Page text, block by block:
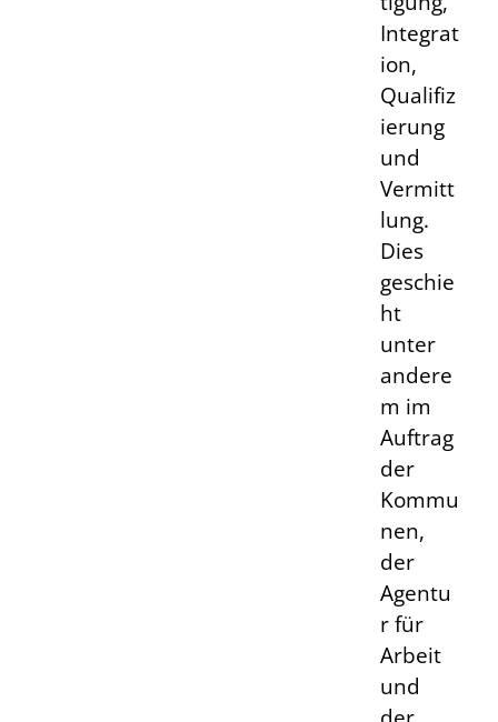
Integrat
ion,
Qualifiz
ierung
und
Vermitt
lung.
Dies
geschie
ht
unter
andere
m im
Auftrag
der
Kommu
nen,
der
Agentu
r für
Arbeit
und